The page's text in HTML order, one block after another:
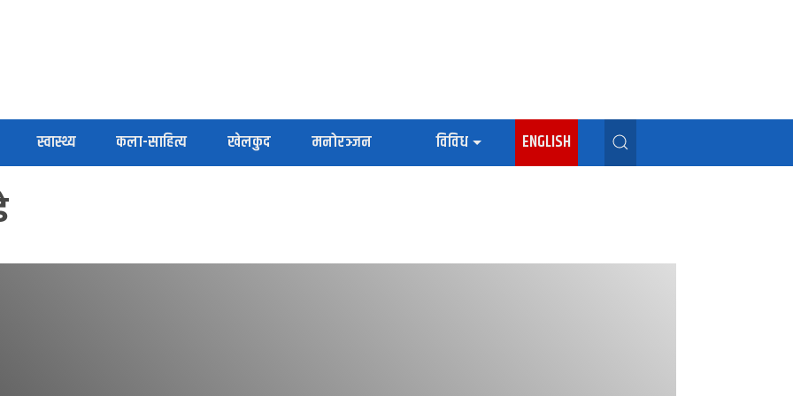
स्वास्थ्य कला-साहित्य खेलकुद मनोरञ्जन विविध ENGLISH